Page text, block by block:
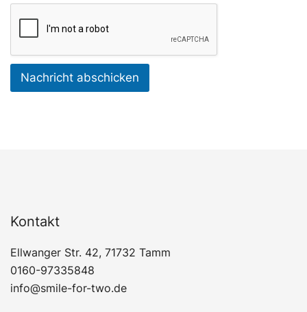
Nachricht abschicken
Kontakt
Ellwanger Str. 42, 71732 Tamm
0160-97335848
info@smile-for-two.de